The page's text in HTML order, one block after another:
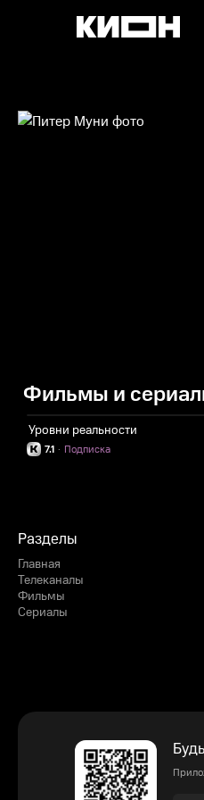
Фильмы и
Уровни реальности
7.1 Подписка
·
Разделы
Главная
Телеканалы
Фильмы
Сериалы